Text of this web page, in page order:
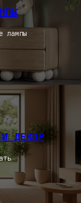
лампы
ДЕКОР